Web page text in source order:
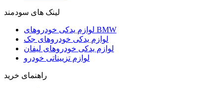
لینک های سودمند
لوازم یدکی خودروهای BMW
لوازم یدکی خودروهای جک
لوازم یدکی خودروهای لیفان
لوازم تزییناتی خودرو
راهنمای خرید